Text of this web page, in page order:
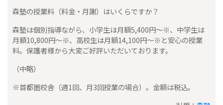
森塾の授業料（料金・月謝）はいくらですか？
森塾は個別指導ながら、小学生は月額5,400円～※、中学生は
月額10,800円～※、高校生は月額14,100円～※と安心の授業
料。保護者様から大変ご好評いただいております。
（中略）
※首都圏校舎（週1回、月3回授業の場合）。金額は税込。